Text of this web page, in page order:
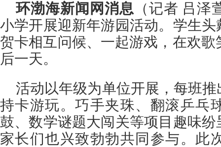
环渤海新闻网消息 （记者 吕泽
小学开展迎新年游园活动。学生
贺卡相互问候、一起游戏，在欢歌
后一天。
活动以年级为单位开展，每班
持卡游玩。巧手夹珠、翻滚乒乓
鼓、数学谜题大闯关等项目趣味
家长们也兴致勃勃共同参与。此